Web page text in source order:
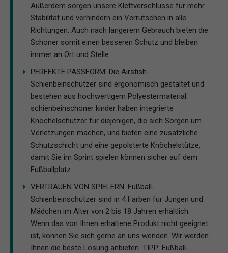
Außerdem sorgen unsere Klettverschlüsse für mehr
Stabilität und verhindern ein Verrutschen in alle
Richtungen. Auch nach längerem Gebrauch bieten die
Schoner somit einen besseren Schutz und bleiben
immer an Ort und Stelle
PERFEKTE PASSFORM: Die Airsfish-
Schienbeinschützer sind ergonomisch gestaltet und
bestehen aus hochwertigem Polyestermaterial.
schienbeinschoner kinder haben integrierte
Knöchelschützer für diejenigen, die sich Sorgen um
Verletzungen machen, und bieten eine zusätzliche
Schutzschicht und eine gepolsterte Knöchelstütze,
damit Sie im Sprint spielen können sicher auf dem
Fußballplatz
VERTRAUEN VON SPIELERN: Fußball-
Schienbeinschützer sind in 4 Farben für Jungen und
Mädchen im Alter von 2 bis 18 Jahren erhältlich.
Wenn das von Ihnen erhaltene Produkt nicht geeignet
ist, können Sie sich gerne an uns wenden. Wir werden
Ihnen die beste Lösung anbieten. TIPP: Fußball-